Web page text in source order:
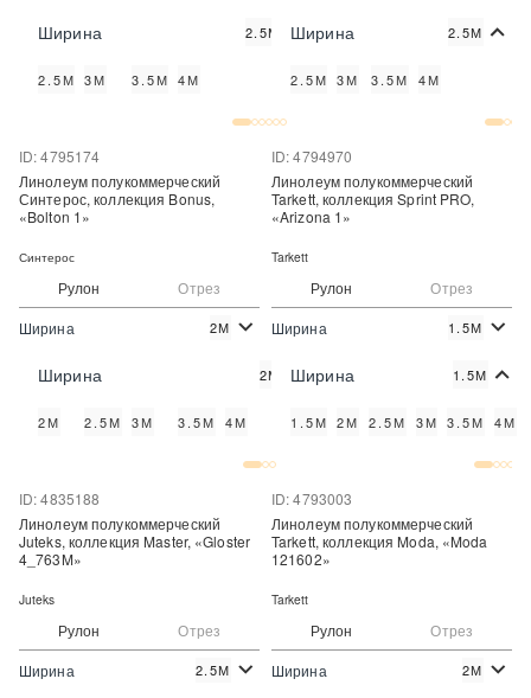
Цена:Ширина 2.5М
2.5М 3М 3.5М 4М
Цена:Ширина 2.5М
2.5М 3М 3.5М 4М
Рулон Отрез
ID: 4795174
Цена:
Линолеум полукоммерческий
Синтерос, коллекция Bonus,
«Bolton 1»
Синтерос
Ширина 2М
Ширина 2М
2М 2.5М 3М 3.5М 4М
Рулон Отрез
ID: 4794970
Цена:
Линолеум полукоммерческий
Tarkett, коллекция Sprint PRO,
«Arizona 1»
Tarkett
Ширина 1.5М
Ширина 1.5М
1.5М 2М 2.5М 3М 3.5М 4М
Рулон Отрез
ID: 4835188
Линолеум полукоммерческий
Juteks, коллекция Master, «Gloster
4_763M»
Juteks
Ширина 2.5М
Рулон Отрез
ID: 4793003
Линолеум полукоммерческий
Tarkett, коллекция Moda, «Moda
121602»
Tarkett
Ширина 2М